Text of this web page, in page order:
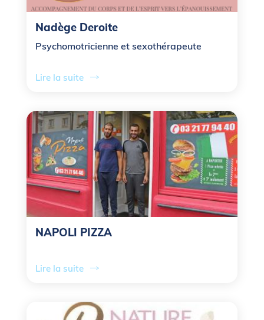
Nadège Deroite
Psychomotricienne et sexothérapeute
Lire la suite
NAPOLI PIZZA
Lire la suite